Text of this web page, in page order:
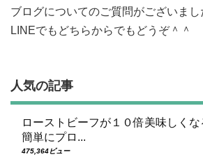
ブログについてのご質問がございまし
LINEでもどちらからでもどうぞ＾＾
人気の記事
ローストビーフが１０倍美味しく
簡単にプロ...
475,364ビュー